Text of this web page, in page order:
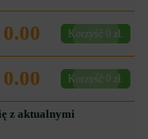
0.00 Korzyść 0 zł.
0.00 Korzyść 0 zł.
z aktualnymi